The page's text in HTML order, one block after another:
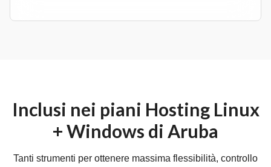
Inclusi nei piani Hosting Linux
+ Windows di Aruba
Tanti strumenti per ottenere massima flessibilità, controllo